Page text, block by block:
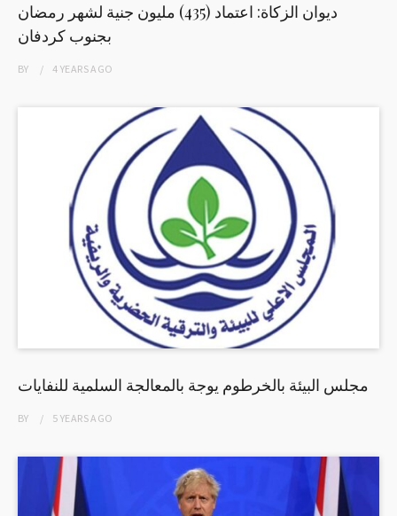
ديوان الزكاة: اعتماد (435) مليون جنية لشهر رمضان
بجنوب كردفان
BY 4 YEARSAGO
مجلس البيئة بالخرطوم يوجة بالمعالجة السلمية للنفايات
BY 5 YEARSAGO